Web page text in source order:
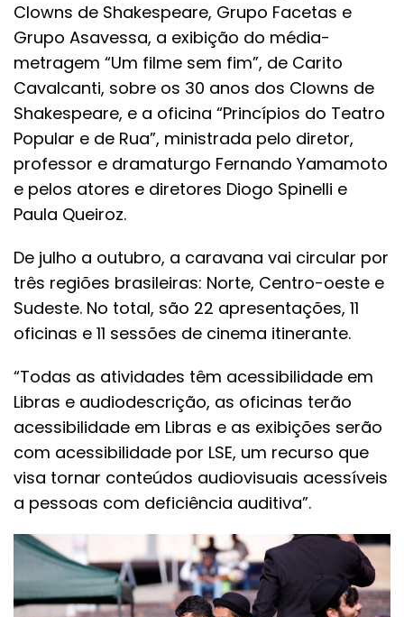
Clowns de Shakespeare, Grupo Facetas e
Grupo Asavessa, a exibição do média-
metragem “Um filme sem fim”, de Carito
Cavalcanti, sobre os 30 anos dos Clowns de
Shakespeare, e a oficina “Princípios do Teatro
Popular e de Rua”, ministrada pelo diretor,
professor e dramaturgo Fernando Yamamoto
e pelos atores e diretores Diogo Spinelli e
Paula Queiroz.
De julho a outubro, a caravana vai circular por
três regiões brasileiras: Norte, Centro-oeste e
Sudeste. No total, são 22 apresentações, 11
oficinas e 11 sessões de cinema itinerante.
“Todas as atividades têm acessibilidade em
Libras e audiodescrição, as oficinas terão
acessibilidade em Libras e as exibições serão
com acessibilidade por LSE, um recurso que
visa tornar conteúdos audiovisuais acessíveis
a pessoas com deficiência auditiva”.